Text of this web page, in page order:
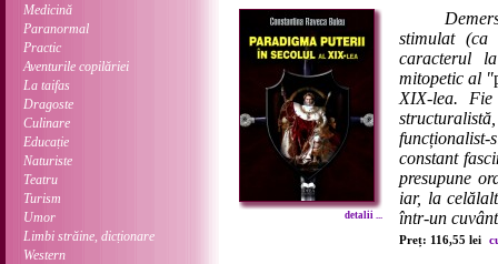
Medicină
Paranormal
Practic
Aventurile copilăriei
La taifas
Dragoste
Culinare
Educație
Naturiste
Teatru
Turism
Umor
Limbi străine, dicționare
Western
detalii ...
stimulat
caracterul
mitopetic al "
XIX-lea.
constant
presupune
iar, la
într-un
Preț: 116,55 lei